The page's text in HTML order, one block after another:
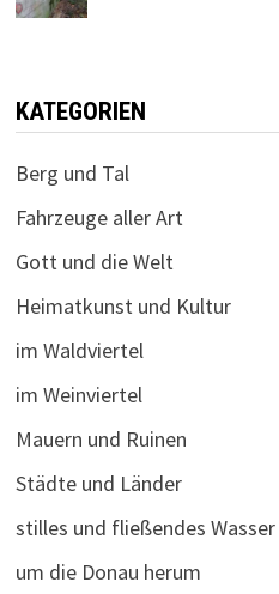
KATEGORIEN
Berg und Tal
Fahrzeuge aller Art
Gott und die Welt
Heimatkunst und Kultur
im Waldviertel
im Weinviertel
Mauern und Ruinen
Städte und Länder
stilles und fließendes Wasser
um die Donau herum